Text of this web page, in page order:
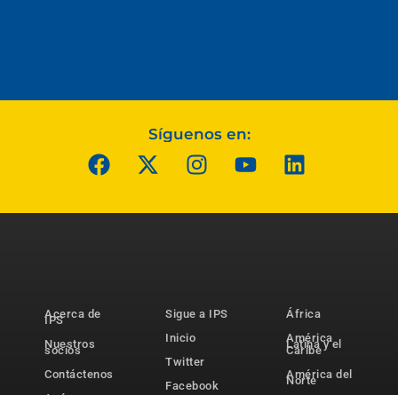
Síguenos en:
Acerca de
IPS
Nuestros
socios
Contáctenos
Sigue a IPS
Inicio
Twitter
Facebook
África
América
Latina y el
Caribe
América del
Norte